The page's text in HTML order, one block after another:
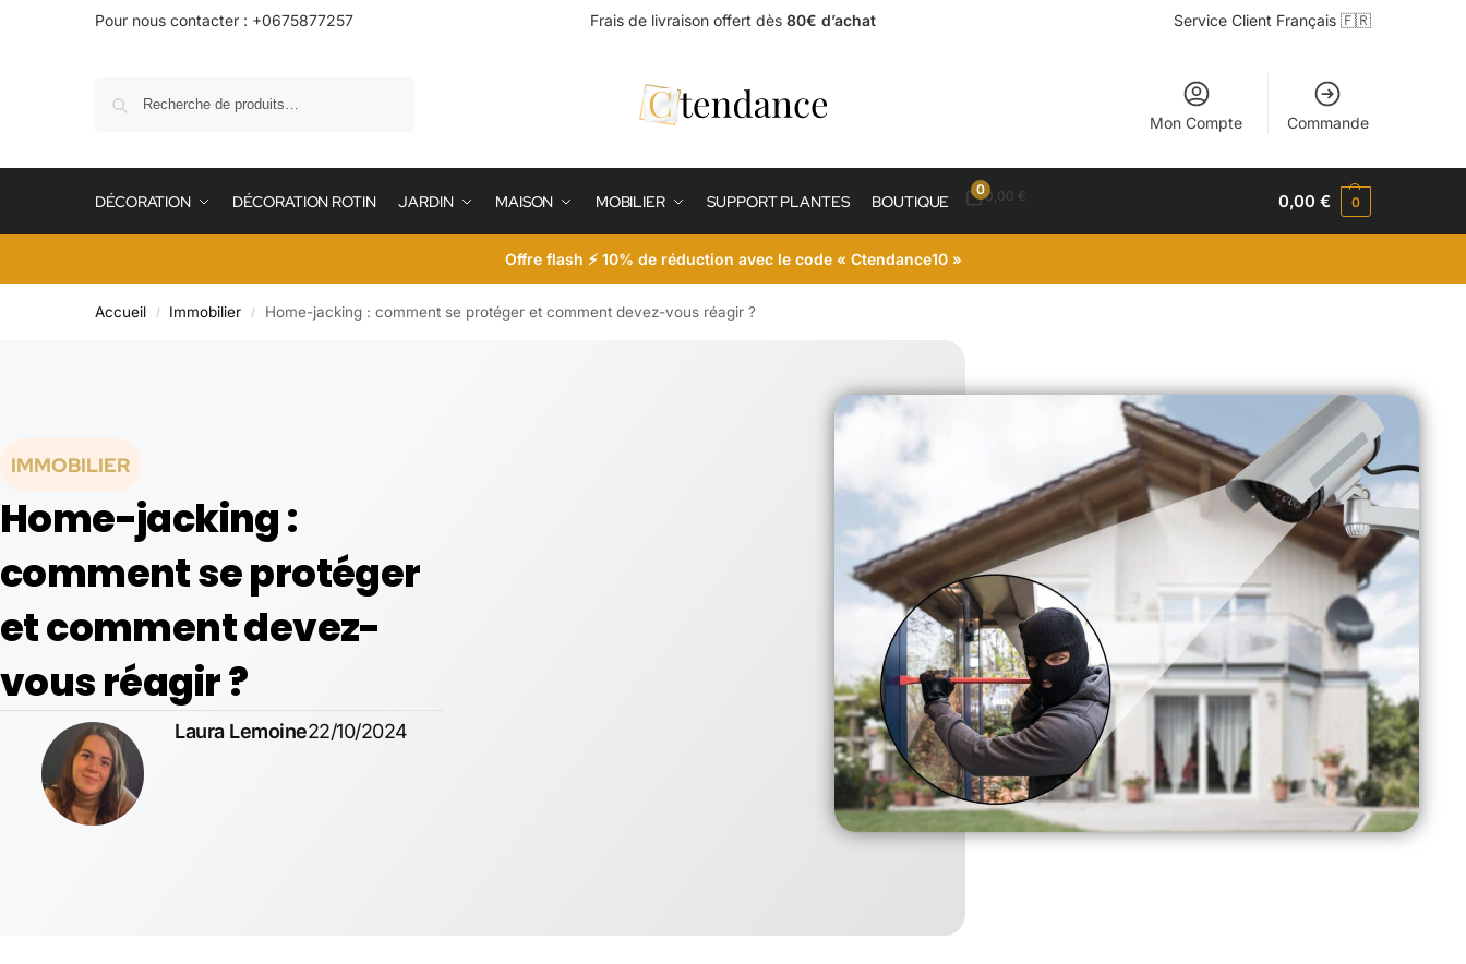
Pour nous contacter : +0675877257 Frais de livraison offert dès 80€ d’achat Service Client Français 🇫🇷
Mon Compte Commande
DÉCORATION DÉCORATION ROTIN JARDIN MAISON MOBILIER SUPPORT PLANTES BOUTIQUE
00,00 € 0,00€ 0
Offre flash ⚡ 10% de réduction avec le code « Ctendance10 »
Accueil / Immobilier / Home-jacking : comment se protéger et comment devez-vous réagir ?
IMMOBILIER
Home-jacking :
comment se protéger
et comment devez-
vous réagir ?
Laura Lemoine22/10/2024